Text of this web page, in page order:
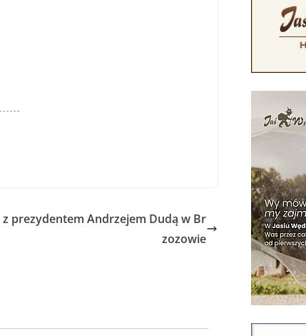
prezydentem Andrzejem Dudą w Br
zozowie